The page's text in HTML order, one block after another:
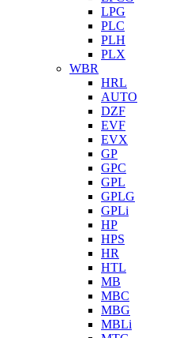
LPG
PLC
PLH
PLX
WBR
HRL
AUTO
DZF
EVF
EVX
GP
GPC
GPL
GPLG
GPLi
HP
HPS
HR
HTL
MB
MBC
MBG
MBLi